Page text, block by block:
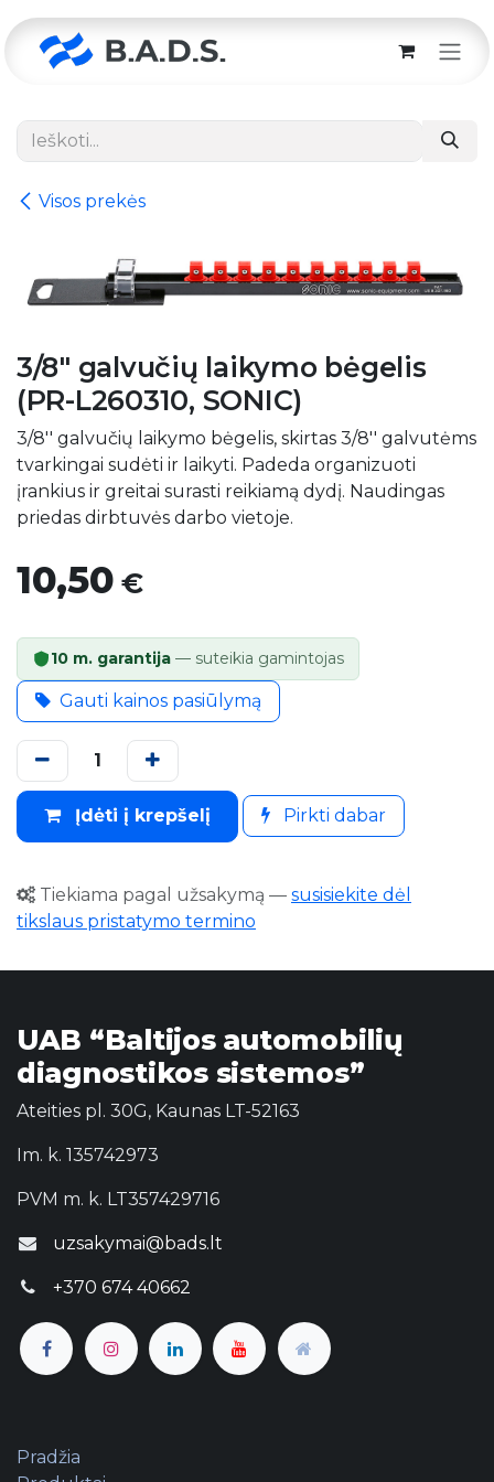
Visos prekės
3/8" galvučių laikymo bėgelis
(PR-L260310, SONIC)
3/8'' galvučių laikymo bėgelis, skirtas 3/8'' galvutėms
tvarkingai sudėti ir laikyti. Padeda organizuoti
įrankius ir greitai surasti reikiamą dydį. Naudingas
priedas dirbtuvės darbo vietoje.
10,50 €
10 m. garantija — suteikia gamintojas
Gauti kainos pasiūlymą
Įdėti į krepšelį Pirkti dabar
Tiekiama pagal užsakymą — susisiekite dėl
tikslaus pristatymo termino
UAB “Baltijos automobilių
diagnostikos sistemos”
Ateities pl. 30G, Kaunas LT-52163
Im. k. 135742973
PVM m. k. LT357429716
uzsakymai@bads.lt
+370 674 40662
Pradžia